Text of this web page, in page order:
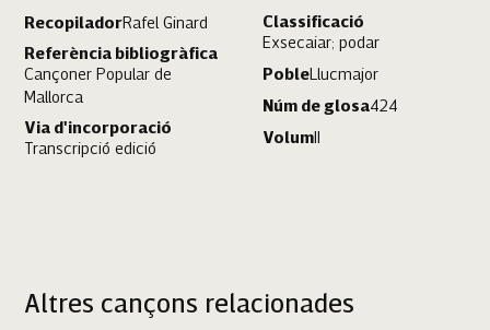
RecopiladorRafel Ginard
Referència bibliogràfica
Cançoner Popular de
Mallorca
Via d'incorporació
Transcripció edició
Classificació
Exsecaiar; podar
PobleLlucmajor
Núm de glosa424
VolumII
Altres cançons relacionades